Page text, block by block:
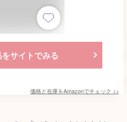
サイトでみる
価格と在庫をAmazonでチェック >>